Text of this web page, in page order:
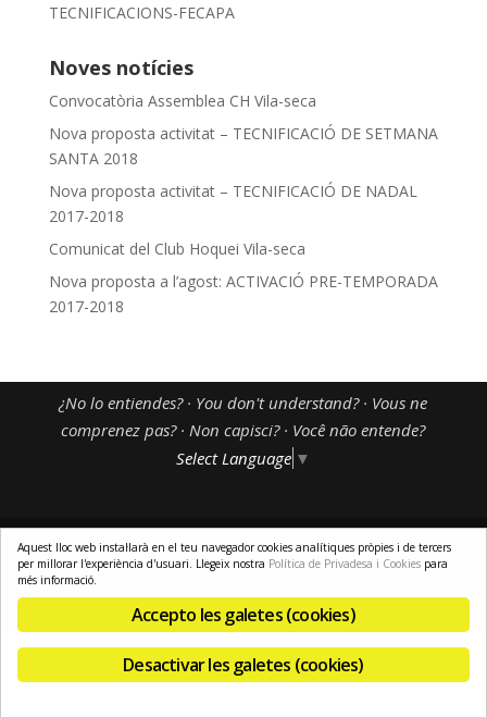
TECNIFICACIONS-FECAPA
Noves notícies
Convocatòria Assemblea CH Vila-seca
Nova proposta activitat – TECNIFICACIÓ DE SETMANA
SANTA 2018
Nova proposta activitat – TECNIFICACIÓ DE NADAL
2017-2018
Comunicat del Club Hoquei Vila-seca
Nova proposta a l’agost: ACTIVACIÓ PRE-TEMPORADA
2017-2018
¿No lo entiendes? · You don't understand? · Vous ne
comprenez pas? · Non capisci? · Você não entende?
Select Language ▼
Avís Legal Política de Privadesa i Cookies
-
Enviaments i Devolucions-Resolució de Litigis-El meu Compte
Aquest lloc web instal·larà en el teu navegador cookies analítiques pròpies i de tercers
per millorar l'experiència d'usuari. Llegeix nostra Política de Privadesa i Cookies para
més informació.
Accepto les galetes (cookies)
Desactivar les galetes (cookies)